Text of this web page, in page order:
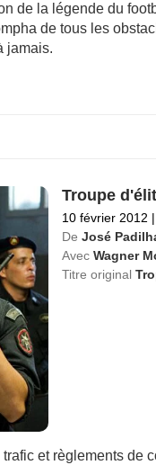
de la légende du
de tous les
jamais.
Troupe
10 février 2012 |
De José
Avec Wagner
Titre original
et règlements de